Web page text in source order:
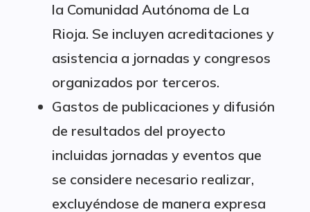
la Comunidad Autónoma de La
Rioja. Se incluyen acreditaciones y
asistencia a jornadas y congresos
organizados por terceros.
Gastos de publicaciones y difusión
de resultados del proyecto
incluidas jornadas y eventos que
se considere necesario realizar,
excluyéndose de manera expresa